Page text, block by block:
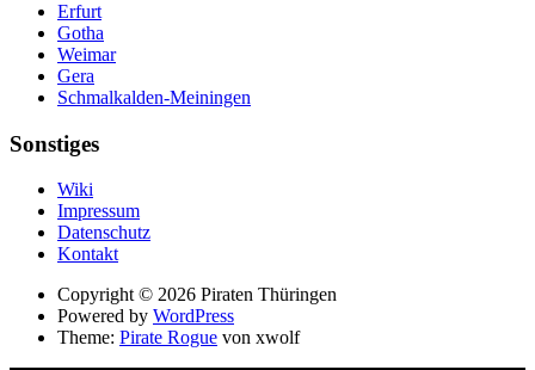
Erfurt
Gotha
Weimar
Gera
Schmalkalden-Meiningen
Sonstiges
Wiki
Impressum
Datenschutz
Kontakt
Suche
Copyright © 2026 Piraten Thüringen
Powered by WordPress
Theme: Pirate Rogue von xwolf